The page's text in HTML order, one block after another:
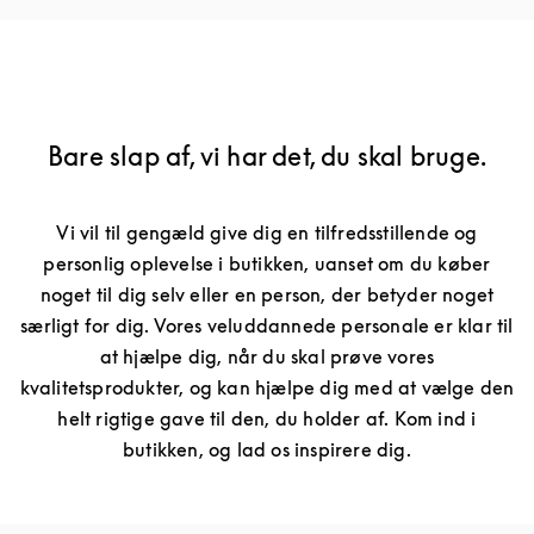
Bare slap af, vi har det, du skal bruge.
Vi vil til gengæld give dig en tilfredsstillende og
personlig oplevelse i butikken, uanset om du køber
noget til dig selv eller en person, der betyder noget
særligt for dig. Vores veluddannede personale er klar til
at hjælpe dig, når du skal prøve vores
kvalitetsprodukter, og kan hjælpe dig med at vælge den
helt rigtige gave til den, du holder af. Kom ind i
butikken, og lad os inspirere dig.